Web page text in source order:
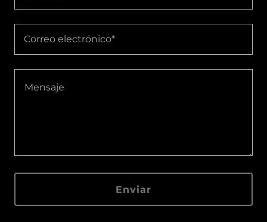
Correo electrónico*
Enviar